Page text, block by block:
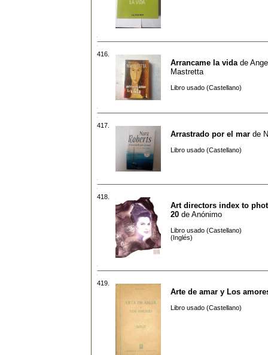
416.
Arrancame la vida de
Mastretta
Libro usado (Castellano)
417.
Arrastrado por el mar de
Libro usado (Castellano)
418.
Art directors index to
20 de Anónimo
Libro usado (Castellano)
(Inglés)
419.
Arte de amar y Los
Libro usado (Castellano)